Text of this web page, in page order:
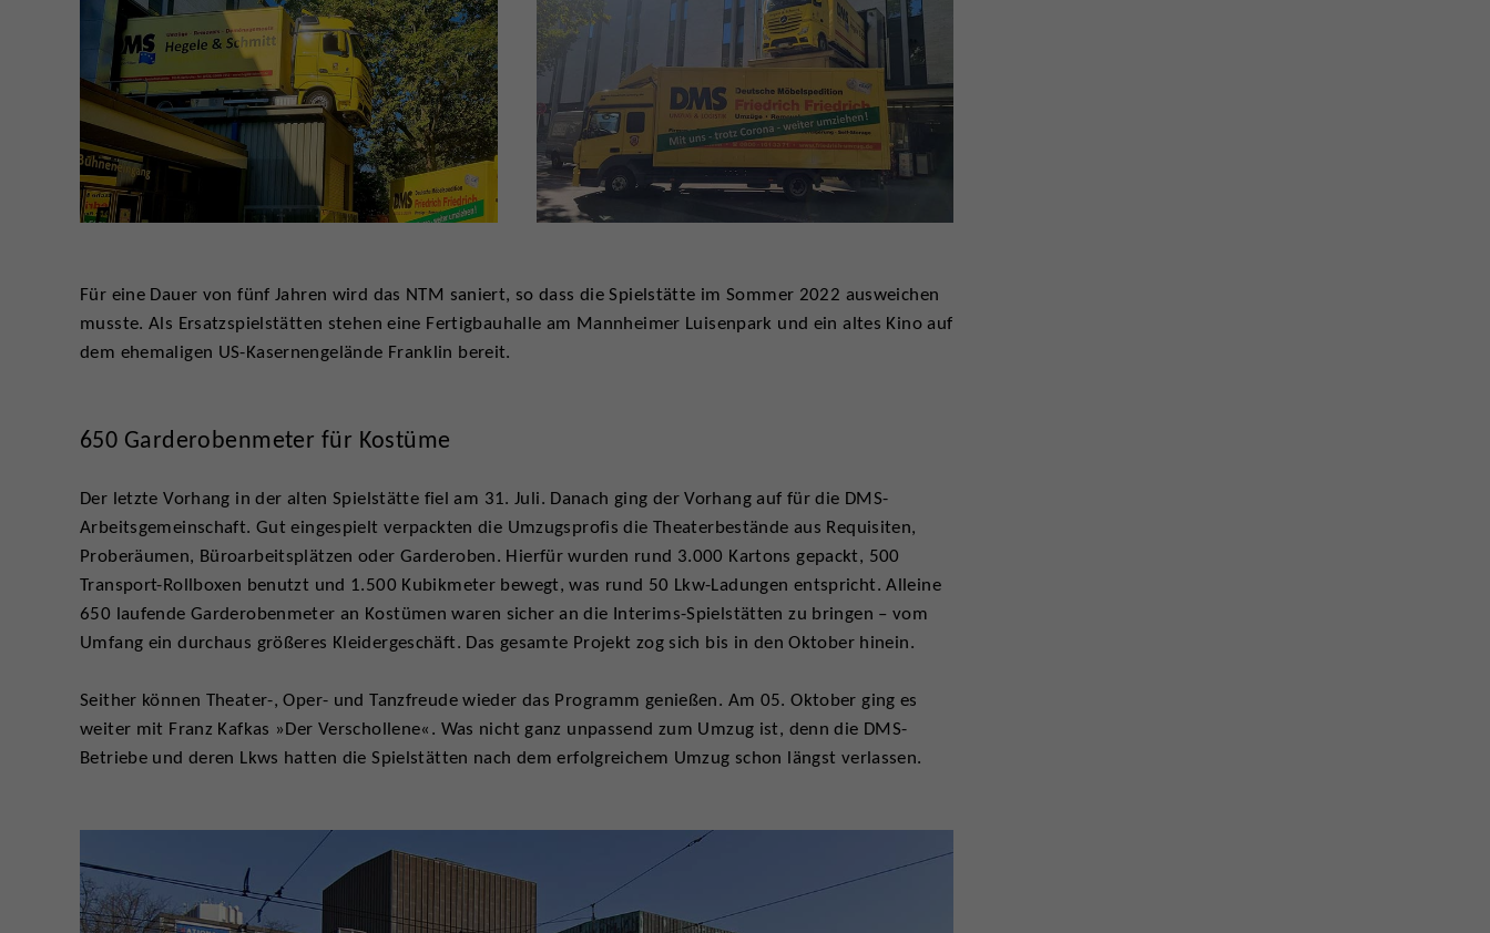
Für eine Dauer von fünf Jahren wird das NTM saniert, so dass die Spielstätte im Sommer 2022 ausweichen
musste. Als Ersatzspielstätten stehen eine Fertigbauhalle am Mannheimer Luisenpark und ein altes Kino auf
dem ehemaligen US-Kasernengelände Franklin bereit.
650 Garderobenmeter für Kostüme
Der letzte Vorhang in der alten Spielstätte fiel am 31. Juli. Danach ging der Vorhang auf für die DMS-
Arbeitsgemeinschaft. Gut eingespielt verpackten die Umzugsprofis die Theaterbestände aus Requisiten,
Proberäumen, Büroarbeitsplätzen oder Garderoben. Hierfür wurden rund 3.000 Kartons gepackt, 500
Transport-Rollboxen benutzt und 1.500 Kubikmeter bewegt, was rund 50 Lkw-Ladungen entspricht. Alleine
650 laufende Garderobenmeter an Kostümen waren sicher an die Interims-Spielstätten zu bringen – vom
Umfang ein durchaus größeres Kleidergeschäft. Das gesamte Projekt zog sich bis in den Oktober hinein.
Seither können Theater-, Oper- und Tanzfreude wieder das Programm genießen. Am 05. Oktober ging es
weiter mit Franz Kafkas »Der Verschollene«. Was nicht ganz unpassend zum Umzug ist, denn die DMS-
Betriebe und deren Lkws hatten die Spielstätten nach dem erfolgreichem Umzug schon längst verlassen.